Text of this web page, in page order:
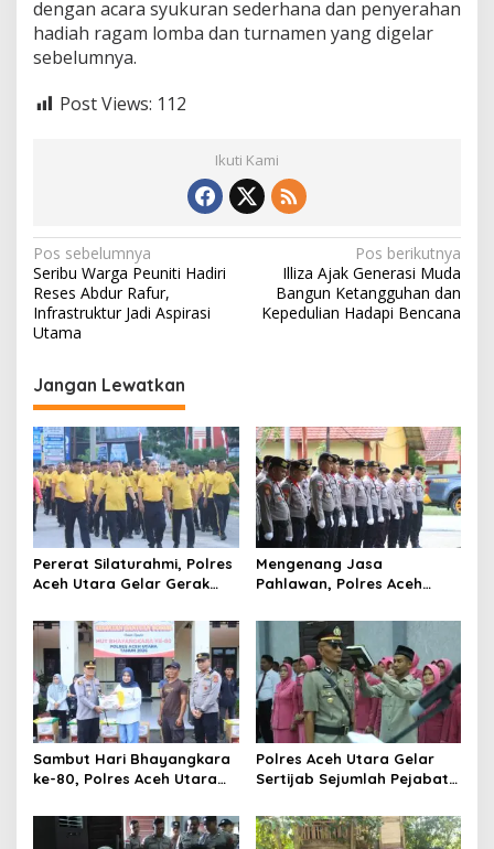
dengan acara syukuran sederhana dan penyerahan
hadiah ragam lomba dan turnamen yang digelar
sebelumnya.
Post Views: 112
Ikuti Kami
N
a
v
i
g
a
s
i
p
o
s
Pos sebelumnya
Seribu Warga Peuniti Hadiri
Reses Abdur Rafur,
Infrastruktur Jadi Aspirasi
Utama
Pos berikutnya
Illiza Ajak Generasi Muda
Bangun Ketangguhan dan
Kepedulian Hadapi Bencana
Jangan Lewatkan
Pererat Silaturahmi, Polres
Aceh Utara Gelar Gerak
Turnamen Voli
Mengenang Jasa
Pahlawan, Polres Aceh
di TMP Dalam Rangka Hari
Bhayangkara ke-80
Sambut Hari Bhayangkara
ke-80, Polres Aceh Utara
Masyarakat Pekerja Harian
Lepas
Polres Aceh Utara Gelar
Sertijab Sejumlah Pejabat
Jajaran